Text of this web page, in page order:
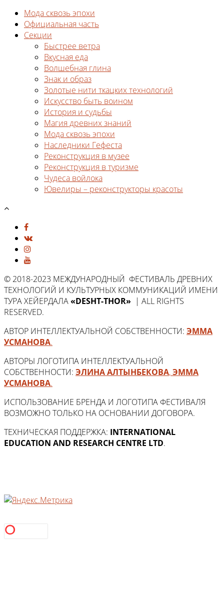
Мода сквозь эпохи
Официальная часть
Секции
Быстрее ветра
Вкусная еда
Волшебная глина
Знак и образ
Золотые нити ткацких технологий
Искусство быть воином
История и судьбы
Магия древних знаний
Мода сквозь эпохи
Наследники Гефеста
Реконструкция в музее
Реконструкция в туризме
Чудеса войлока
Ювелиры – реконструкторы красоты
© 2018-2023 МЕЖДУНАРОДНЫЙ ФЕСТИВАЛЬ ДРЕВНИХ
ТЕХНОЛОГИЙ И КУЛЬТУРНЫХ КОММУНИКАЦИЙ ИМЕНИ
ТУРА ХЕЙЕРДАЛА«DESHT-THOR» | ALL RIGHTS
RESERVED.
АВТОР ИНТЕЛЛЕКТУАЛЬНОЙ СОБСТВЕННОСТИ: ЭММА
УСМАНОВА.
АВТОРЫ ЛОГОТИПА ИНТЕЛЛЕКТУАЛЬНОЙ
СОБСТВЕННОСТИ: ЭЛИНА АЛТЫНБЕКОВА,ЭММА
УСМАНОВА.
ИСПОЛЬЗОВАНИЕ БРЕНДА И ЛОГОТИПА ФЕСТИВАЛЯ
ВОЗМОЖНО ТОЛЬКО НА ОСНОВАНИИ ДОГОВОРА.
ТЕХНИЧЕСКАЯ ПОДДЕРЖКА: INTERNATIONAL
EDUCATION AND RESEARCH CENTRE LTD.